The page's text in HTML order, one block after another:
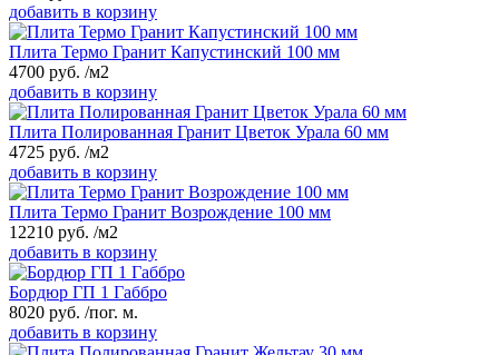
добавить в корзину
Плита Термо Гранит Капустинский 100 мм
4700 руб. /м2
добавить в корзину
Плита Полированная Гранит Цветок Урала 60 мм
4725 руб. /м2
добавить в корзину
Плита Термо Гранит Возрождение 100 мм
12210 руб. /м2
добавить в корзину
Бордюр ГП 1 Габбро
8020 руб. /пог. м.
добавить в корзину